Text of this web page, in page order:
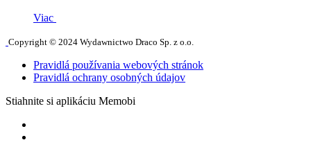
Viac
Copyright © 2024 Wydawnictwo Draco Sp. z o.o.
Pravidlá používania webových stránok
Pravidlá ochrany osobných údajov
Stiahnite si aplikáciu Memobi